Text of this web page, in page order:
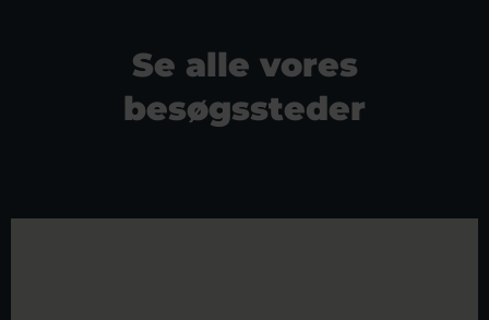
Se alle vores
besøgssteder